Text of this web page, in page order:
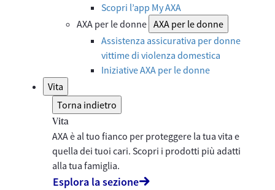
Scopri l’app My AXA
AXA per le donne AXA per le donne
Assistenza assicurativa per donne
vittime di violenza domestica
Iniziative AXA per le donne
Vita
Torna indietro
Vita
AXA è al tuo fianco per proteggere la tua vita e
quella dei tuoi cari. Scopri i prodotti più adatti
alla tua famiglia.
Esplora la sezione